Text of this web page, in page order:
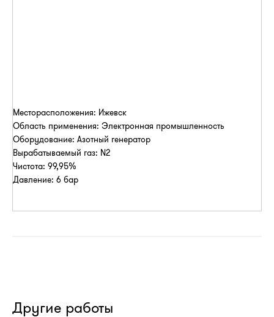
Месторасположения: Ижевск
Область применения: Электронная промышленность
Оборудование: Азотный генератор
Вырабатываемый газ: N2
Чистота: 99,95%
Давление: 6 бар
Другие работы